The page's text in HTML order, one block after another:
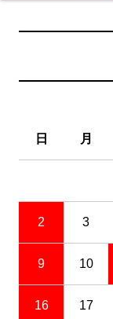
日 月
2 3
9 10
16 17